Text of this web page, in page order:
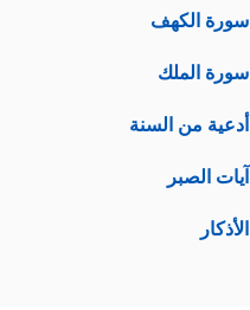
سورة الكهف
سورة الملك
أدعية من السنة
آيات الصبر
الأذكار